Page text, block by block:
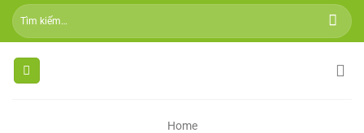
Skip
Tìm
kiếm:
Home